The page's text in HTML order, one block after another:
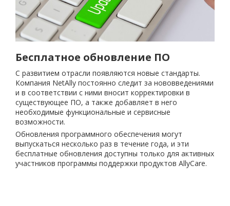
Бесплатное обновление ПО
С развитием отрасли появляются новые стандарты.
Компания NetAlly постоянно следит за нововведениями
и в соответствии с ними вносит корректировки в
существующее ПО, а также добавляет в него
необходимые функциональные и сервисные
возможности.
Обновления программного обеспечения могут
выпускаться несколько раз в течение года, и эти
бесплатные обновления доступны только для активных
участников программы поддержки продуктов AllyCare.